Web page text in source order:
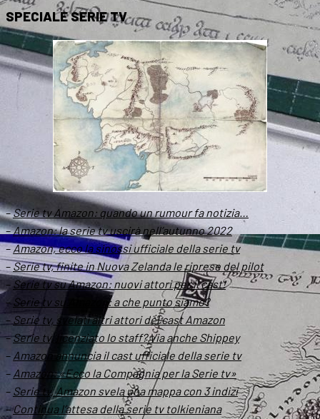
SPECIALE SERIE TV
–Serie tv Amazon: quando un rumour fa notizia…
–Amazon: la serie tv uscirà nell’autunno 2022
–Amazon, ecco la sinossi ufficiale della serie tv
–Serie tv, finite in Nuova Zelanda le riprese del pilot
–Serie tv su Amazon: nuovi attori per il cast!
–Serie tv su Amazon: a che punto siamo?
– Serie tv, svelati altri attori del cast Amazon
–Serie tv, licenziato lo staff? Via anche Shippey
– Amazon annuncia il cast ufficiale della serie tv
– Amazon: «Ecco la Compagnia per la Serie tv»
– Serie tv, Amazon svela una mappa con 3 indizi
–Continua l’attesa della serie tv tolkieniana